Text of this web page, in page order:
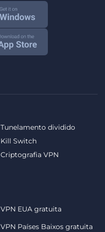
Tunelamento dividido
Kill Switch
Criptografia VPN
VPN EUA gratuita
VPN Países Baixos gratuita